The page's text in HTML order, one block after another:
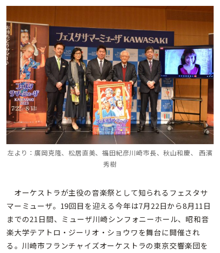
左より：廣岡克隆、松居直美、福田紀彦川崎市長、秋山和慶、 西濱
秀樹
オーケストラが主役の音楽祭として知られるフェスタサ
マーミューザ。19回目を迎える今年は7月22日から8月11日
までの21日間、ミューザ川崎シンフォニーホール、昭和音
楽大学テアトロ・ジーリオ・ショウワを舞台に開催され
る。川崎市フランチャイズオーケストラの東京交響楽団を